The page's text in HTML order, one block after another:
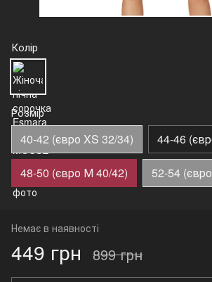
Колір
Розмір
40-42 (євро XS 32/34) 44-46
48-50 (євро М 40/42) 52-54
Немає в наявності
449 грн 899 грн